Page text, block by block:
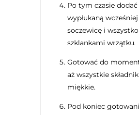
Po tym czasie dodać
wypłukaną wcześniej
soczewicę i
szklankami wrzątku.
Gotować do
aż wszystkie
miękkie.
Pod koniec